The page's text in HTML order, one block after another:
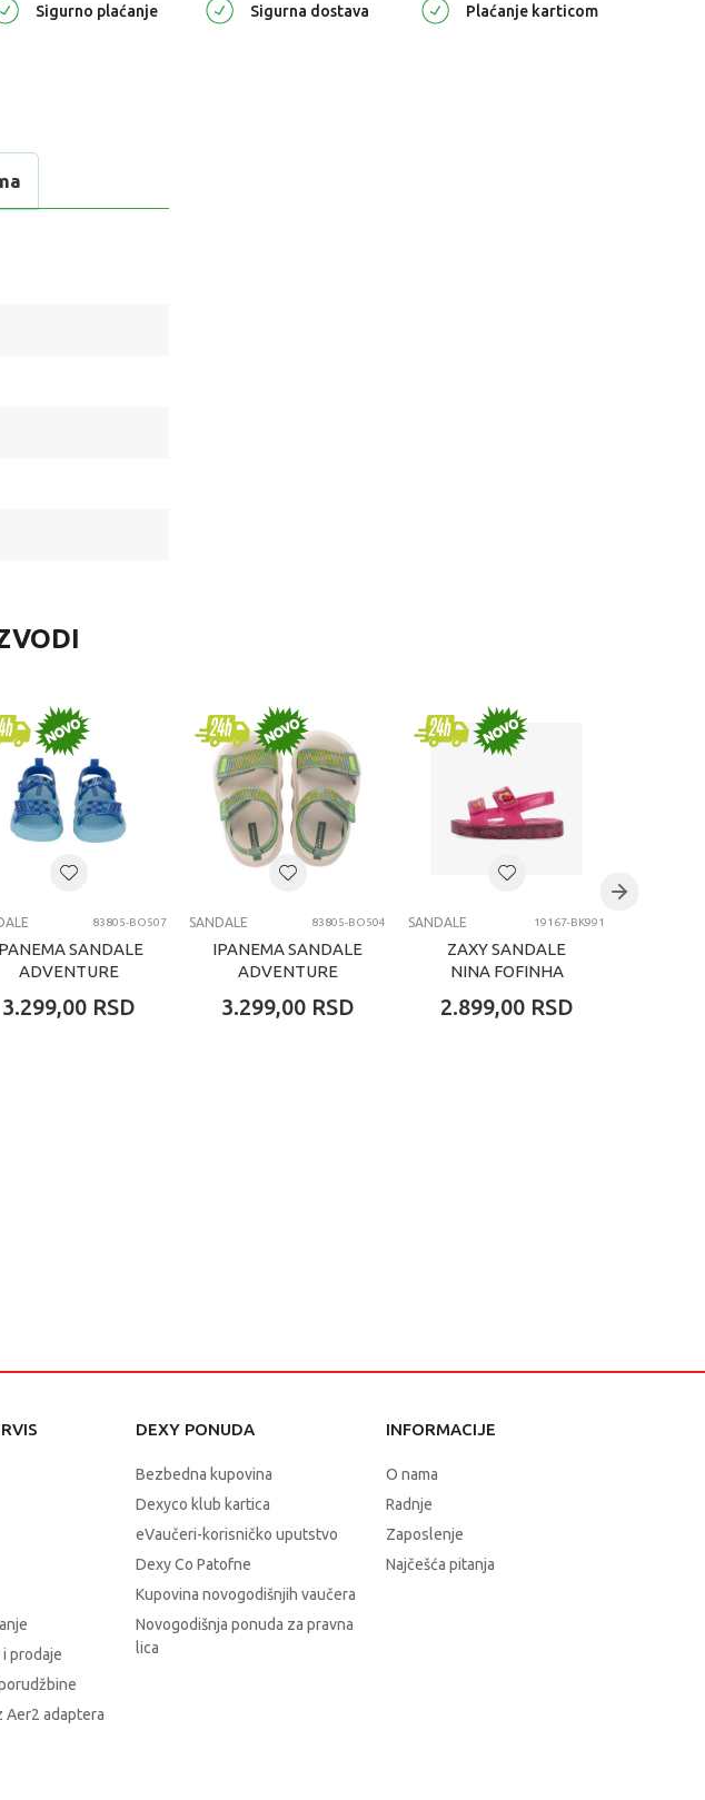
Sigurno plaćanje Sigurna dostava Plaćanje karticom
83805-BO507
SANDALE
ADVENTURE
3.299,00 RSD
SANDALE 83805-BO504
IPANEMA SANDALE
ADVENTURE
3.299,00 RSD
SANDALE 19167-BK991
ZAXY SANDALE
NINA FOFINHA
2.899,00 RSD
prodaje
Aer2 adaptera
DEXY PONUDA
Bezbedna kupovina
Dexyco klub kartica
eVaučeri-korisničko uputstvo
Dexy Co Patofne
Kupovina novogodišnjih vaučera
Novogodišnja ponuda za pravna
lica
INFORMACIJE
O nama
Radnje
Zaposlenje
Najčešća pitanja